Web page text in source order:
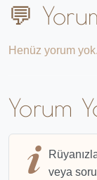
💬
Henüz yorum yok.
Yorum
veya